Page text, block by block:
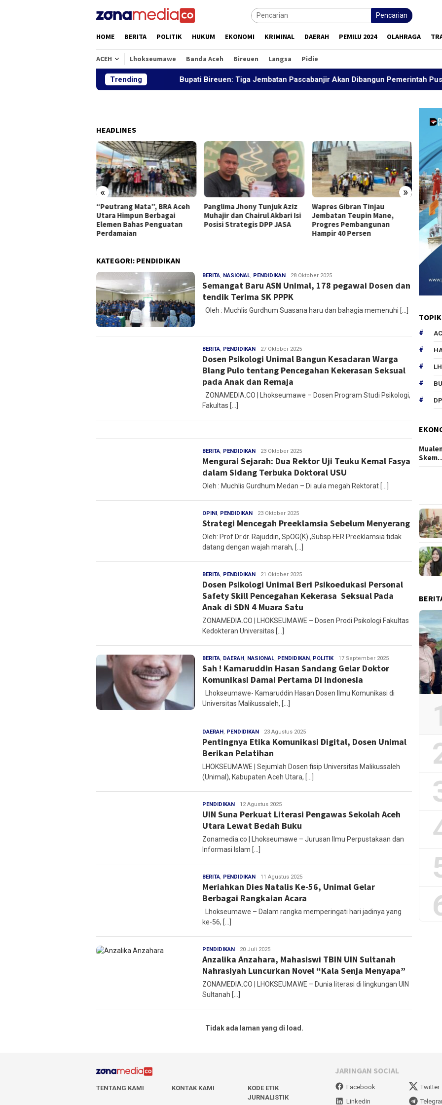
Pencarian
HOME BERITA POLITIK HUKUM EKONOMI KRIMINAL DAERAH PEMILU 2024 OLAHRAGA
ACEH Lhokseumawe Banda Aceh Bireuen Langsa Pidie
Trending Bupati Bireuen: Tiga Jembatan Pascabanjir Akan Dibangun Pemerintah Pusat
HEADLINES
« »
“Peutrang Mata”, BRA Aceh
Utara Himpun Berbagai
Elemen Bahas Penguatan
Perdamaian
Panglima Jhony Tunjuk Aziz
Muhajir dan Chairul Akbari Isi
Posisi Strategis DPP JASA
Wapres Gibran Tinjau
Jembatan Teupin Mane,
Progres Pembangunan
Hampir 40 Persen
KATEGORI: PENDIDIKAN
BERITA, NASIONAL, PENDIDIKAN redaksi
28 Oktober 2025
Semangat Baru ASN Unimal, 178 pegawai Dosen dan
tendik Terima SK PPPK
Oleh : Muchlis Gurdhum Suasana haru dan bahagia memenuhi […]
BERITA, PENDIDIKAN Ibnu
Ridha
27 Oktober 2025
Dosen Psikologi Unimal Bangun Kesadaran Warga
Blang Pulo tentang Pencegahan Kekerasan Seksual
pada Anak dan Remaja
ZONAMEDIA.CO | Lhokseumawe – Dosen Program Studi Psikologi,
Fakultas […]
BERITA, PENDIDIKAN redaksi
23 Oktober 2025
Mengurai Sejarah: Dua Rektor Uji Teuku Kemal Fasya
dalam Sidang Terbuka Doktoral USU
Oleh : Muchlis Gurdhum Medan – Di aula megah Rektorat […]
OPINI, PENDIDIKAN redaksi
23 Oktober 2025
Strategi Mencegah Preeklamsia Sebelum Menyerang
Oleh: Prof.Dr.dr. Rajuddin, SpOG(K).,Subsp.FER Preeklamsia tidak
datang dengan wajah marah, […]
BERITA, PENDIDIKAN Ibnu
Ridha
21 Oktober 2025
Dosen Psikologi Unimal Beri Psikoedukasi Personal
Safety Skill Pencegahan Kekerasa Seksual Pada
Anak di SDN 4 Muara Satu
ZONAMEDIA.CO | LHOKSEUMAWE – Dosen Prodi Psikologi Fakultas
Kedokteran Universitas […]
BERITA, DAERAH, NASIONAL, PENDIDIKAN, POLITIK redaksi
17 September 2025
Sah ! Kamaruddin Hasan Sandang Gelar Doktor
Komunikasi Damai Pertama Di Indonesia
Lhokseumawe- Kamaruddin Hasan Dosen Ilmu Komunikasi di
Universitas Malikussaleh, […]
DAERAH, PENDIDIKAN redaksi
23 Agustus 2025
Pentingnya Etika Komunikasi Digital, Dosen Unimal
Berikan Pelatihan
LHOKSEUMAWE | Sejumlah Dosen fisip Universitas Malikussaleh
(Unimal), Kabupaten Aceh Utara, […]
PENDIDIKAN Redaksi
12 Agustus 2025
UIN Suna Perkuat Literasi Pengawas Sekolah Aceh
Utara Lewat Bedah Buku
Zonamedia.co | Lhokseumawe – Jurusan Ilmu Perpustakaan dan
Informasi Islam […]
BERITA, PENDIDIKAN redaksi
11 Agustus 2025
Meriahkan Dies Natalis Ke-56, Unimal Gelar
Berbagai Rangkaian Acara
Lhokseumawe – Dalam rangka memperingati hari jadinya yang
ke-56, […]
PENDIDIKAN Mirza
20 Juli 2025
Anzalika Anzahara, Mahasiswi TBIN UIN Sultanah
Nahrasiyah Luncurkan Novel “Kala Senja Menyapa”
ZONAMEDIA.CO | LHOKSEUMAWE – Dunia literasi di lingkungan UIN
Sultanah […]
Tidak ada laman yang di load.
TENTANG KAMI KONTAK KAMI
KODE ETIK
JURNALISTIK
JARINGAN SOCIAL
Facebook Twitter
Linkedin